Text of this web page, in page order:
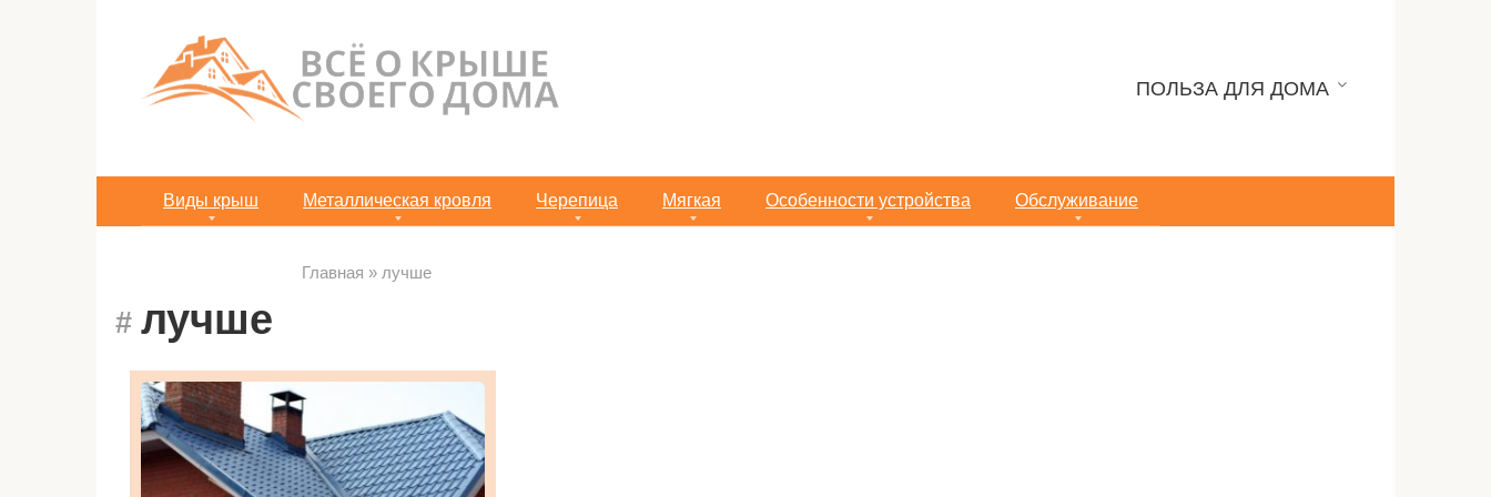
ПОЛЬЗА ДЛЯ ДОМА
Виды крыш Металлическая кровля Черепица Мягкая Особенности устройства Обслуживание
Главная » лучше
лучше